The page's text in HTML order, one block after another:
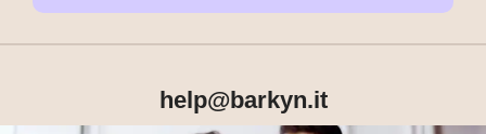
help@barkyn.it